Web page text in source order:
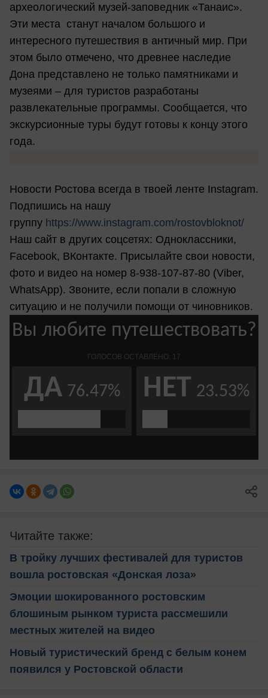
археологический музей-заповедник «Танаис».
Эти места станут началом большого и
интересного путешествия в античный мир. При
этом было отмечено, что древнее наследие
Дона представлено не только памятниками и
музеями – для туристов разработаны
развлекательные программы. Сообщается, что
экскурсионные туры будут готовы к концу этого
года.
Новости Ростова всегда в твоей ленте Instagram.
Подпишись на нашу
группу https://www.instagram.com/rostovbloknot/
Наш сайт в других соцсетях: Одноклассники,
Facebook, ВКонтакте. Присылайте свои новости,
фото и видео на номер 8-938-107-87-80 (Viber,
WhatsApp). Звоните, если попали в сложную
ситуацию и не получили помощи от чиновников.
Читайте также:
В тройку лучших фестивалей для туристов
вошла ростовская «Донская лоза»
Эмоции шокированного ростовским
блошиным рынком туриста рассмешили
местных жителей на видео
Новый туристический бренд с белым конем
появился у Ростовской области